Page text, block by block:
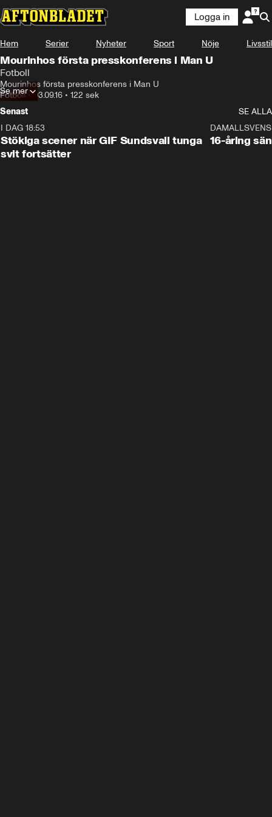
Logga in
Hem Serier Nyheter Sport Nöje Livsstil
Mourinhos första presskonferens i Man U
Fotboll
Mourinhos första presskonferens i Man U
Fotboll•03.09.16 • 122 sek
Se mer
Senast
SE ALLA
I DAG 18:53
Stökiga scener när GIF Sundsvall tunga
svit fortsätter
16-åring